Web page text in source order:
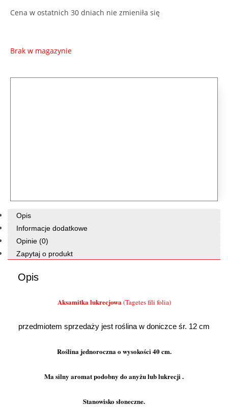
Cena w ostatnich 30 dniach nie zmieniła się
Brak w magazynie
Opis
Informacje dodatkowe
Opinie (0)
Zapytaj o produkt
Opis
Aksamitka lukrecjowa(Tagetes fili folia)
przedmiotem sprzedaży jest roślina w doniczce śr. 12 cm
Roślina jednoroczna o wysokości 40 cm.
Ma silny aromat podobny do anyżu lub lukrecji.
Stanowisko słoneczne.